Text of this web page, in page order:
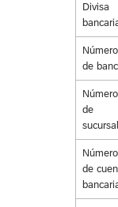
Divisa
Número
de
Número
de
sucursal
Número
de